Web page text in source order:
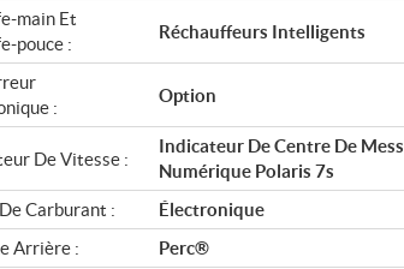
main Et
pouce :
Réchauffeurs Intelligents
:
Option
De Vitesse :
Indicateur De Centre De
Numérique Polaris 7s
Carburant :
Électronique
Arrière :
Perc®